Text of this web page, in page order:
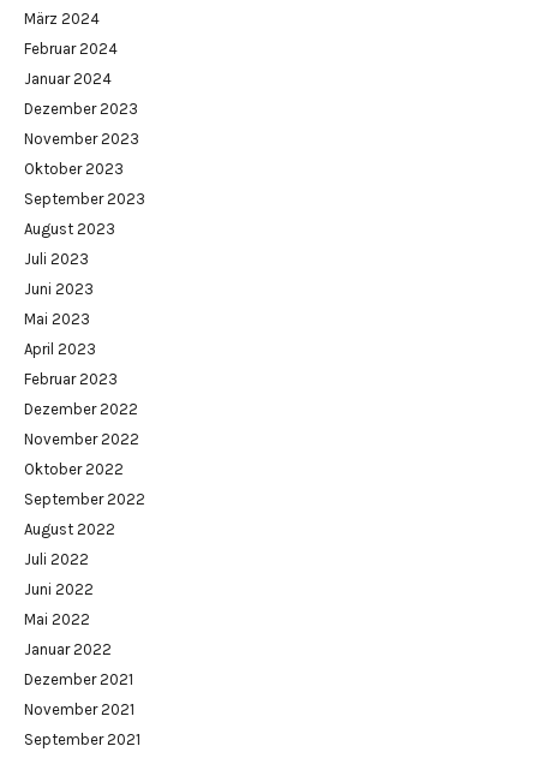
März 2024
Februar 2024
Januar 2024
Dezember 2023
November 2023
Oktober 2023
September 2023
August 2023
Juli 2023
Juni 2023
Mai 2023
April 2023
Februar 2023
Dezember 2022
November 2022
Oktober 2022
September 2022
August 2022
Juli 2022
Juni 2022
Mai 2022
Januar 2022
Dezember 2021
November 2021
September 2021